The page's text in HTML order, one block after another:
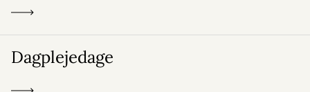
Dagplejedage